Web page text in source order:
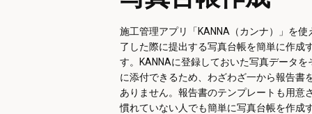
施工管理アプリ「KANNA（カンナ）」を使
了した際に提出する写真台帳を簡単に作成
す。KANNAに登録しておいた写真データを
に添付できるため、わざわざ一から報告書
ありません。報告書のテンプレートも用意
慣れていない人でも簡単に写真台帳を作成